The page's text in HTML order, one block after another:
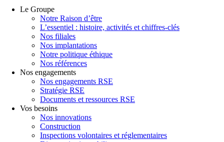
Le Groupe
Notre Raison d’être
L’essentiel : histoire, activités et chiffres-clés
Nos filiales
Nos implantations
Notre politique éthique
Nos références
Nos engagements
Nos engagements RSE
Stratégie RSE
Documents et ressources RSE
Vos besoins
Nos innovations
Construction
Inspections volontaires et réglementaires